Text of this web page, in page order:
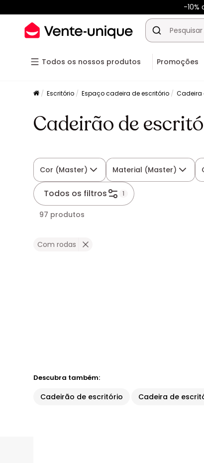
-
Todos os nossos produtos Promoções
Escritório Espaço cadeira de escritório Cadeira
Cadeirão de
Cor (Master) Material (Master)
Todos os filtros 1
97 produtos
Com rodas
Descubra também:
Cadeirão de escritório Cadeira de